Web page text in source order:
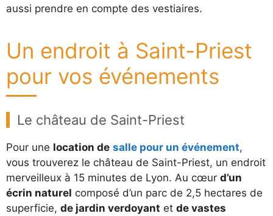
aussi prendre en compte des vestiaires.
Un endroit à Saint-Priest
pour vos événements
Le château de Saint-Priest
Pour une location de salle pour un événement,
vous trouverez le château de Saint-Priest, un endroit
merveilleux à 15 minutes de Lyon. Au cœur d’un
écrin naturel composé d’un parc de 2,5 hectares de
superficie, de jardin verdoyant et de vastes